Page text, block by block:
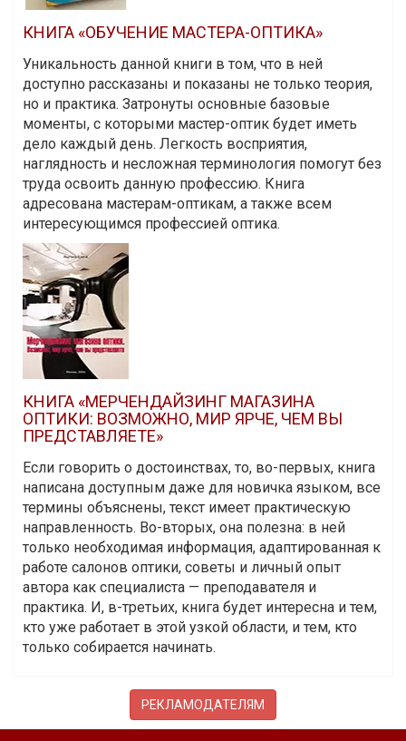
КНИГА «ОБУЧЕНИЕ МАСТЕРА-ОПТИКА»
Уникальность данной книги в том, что в ней
доступно рассказаны и показаны не только теория,
но и практика. Затронуты основные базовые
моменты, с которыми мастер-оптик будет иметь
дело каждый день. Легкость восприятия,
наглядность и несложная терминология помогут без
труда освоить данную профессию. Книга
адресована мастерам-оптикам, а также всем
интересующимся профессией оптика.
КНИГА «МЕРЧЕНДАЙЗИНГ МАГАЗИНА
ОПТИКИ: ВОЗМОЖНО, МИР ЯРЧЕ, ЧЕМ ВЫ
ПРЕДСТАВЛЯЕТЕ»
Если говорить о достоинствах, то, во-первых, книга
написана доступным даже для новичка языком, все
термины объяснены, текст имеет практическую
направленность. Во-вторых, она полезна: в ней
только необходимая информация, адаптированная к
работе салонов оптики, советы и личный опыт
автора как специалиста — преподавателя и
практика. И, в-третьих, книга будет интересна и тем,
кто уже работает в этой узкой области, и тем, кто
только собирается начинать.
РЕКЛАМОДАТЕЛЯМ